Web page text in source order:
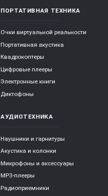
ПОРТАТИВНАЯ ТЕХНИКА
Очки виртуальной реальности
Портативная акустика
Квадрокоптеры
Цифровые плееры
Электронные книги
Диктофоны
АУДИОТЕХНИКА
Наушники и гарнитуры
Акустика и колонки
Микрофоны и аксессуары
MP3-плееры
Радиоприемники